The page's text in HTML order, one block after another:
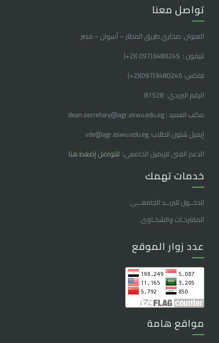
تواصل معنا
العنوان: صحاري طريق المطار – أسوان – مصر
تليفون : 3480245(097 )(2
+
)
فاكس: 3480245(097)(2
+
)
الرقم البريدي: 81528
مكتب العميد : dean.secretary@agr.aswu.edu.eg
إيميل شئون الطلاب: vde@agr.aswu.edu.eg
الدعم الفنى للإيميل الجامعى: للتواصل إضغط هنا
خدمات تهمك
الدخــول للبريــد الجامعـــى
المقترحـات والشكـاوى
عدد زوار الموقع
مواقع هامة